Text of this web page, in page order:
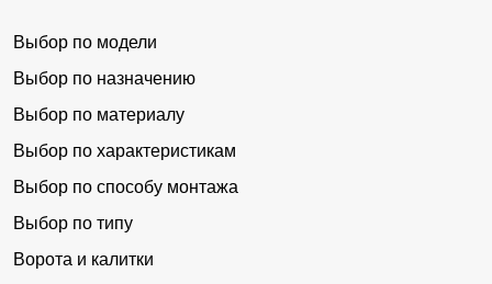
Выбор по модели
Выбор по назначению
Выбор по материалу
Выбор по характеристикам
Выбор по способу монтажа
Выбор по типу
Ворота и калитки